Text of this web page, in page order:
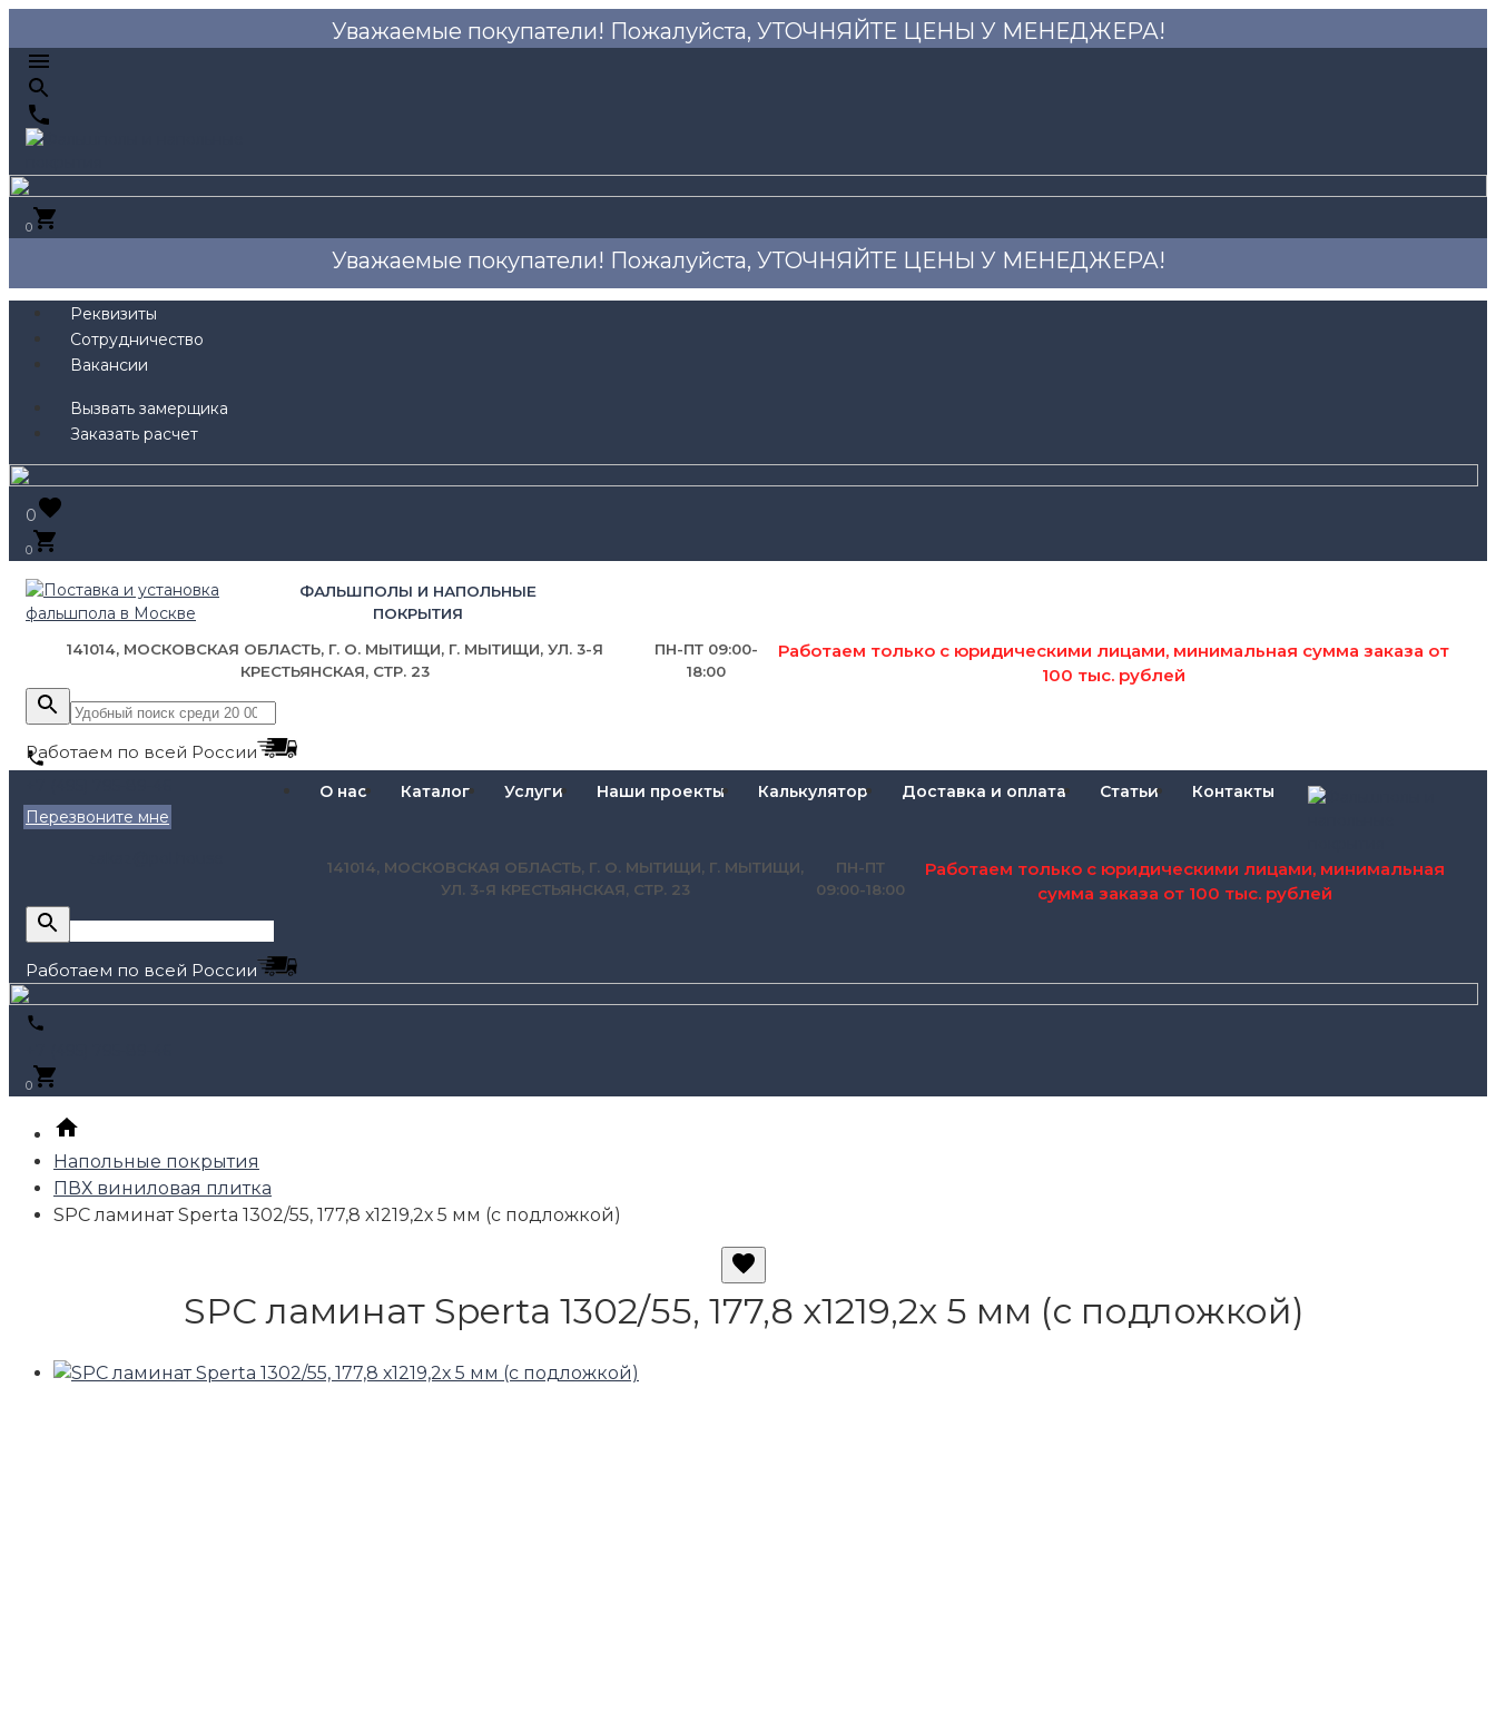
Уважаемые покупатели! Пожалуйста, УТОЧНЯЙТЕ ЦЕНЫ У МЕНЕДЖЕРА!
0
Уважаемые покупатели! Пожалуйста, УТОЧНЯЙТЕ ЦЕНЫ У МЕНЕДЖЕРА!
Реквизиты
Сотрудничество
Вакансии
Вызвать замерщика
Заказать расчет
0
0
ФАЛЬШПОЛЫ И НАПОЛЬНЫЕ
ПОКРЫТИЯ
141014, МОСКОВСКАЯ ОБЛАСТЬ, Г. О. МЫТИЩИ, Г. МЫТИЩИ, УЛ. 3-Я
КРЕСТЬЯНСКАЯ, СТР. 23
ПН-ПТ 09:00-
18:00
Работаем только с юридическими лицами, минимальная сумма заказа от
100 тыс. рублей
Работаем по всей России
Перезвоните мне
О нас Каталог Услуги Наши проекты Калькулятор Доставка и оплата Статьи Контакты
141014, МОСКОВСКАЯ ОБЛАСТЬ, Г. О. МЫТИЩИ, Г. МЫТИЩИ,
УЛ. 3-Я КРЕСТЬЯНСКАЯ, СТР. 23
ПН-ПТ
09:00-18:00
Работаем только с юридическими лицами, минимальная
сумма заказа от 100 тыс. рублей
Работаем по всей России
0
Напольные покрытия
ПВХ виниловая плитка
SPC ламинат Sperta 1302/55, 177,8 х1219,2х 5 мм (с подложкой)
SPC ламинат Sperta 1302/55, 177,8 х1219,2х 5 мм (с подложкой)